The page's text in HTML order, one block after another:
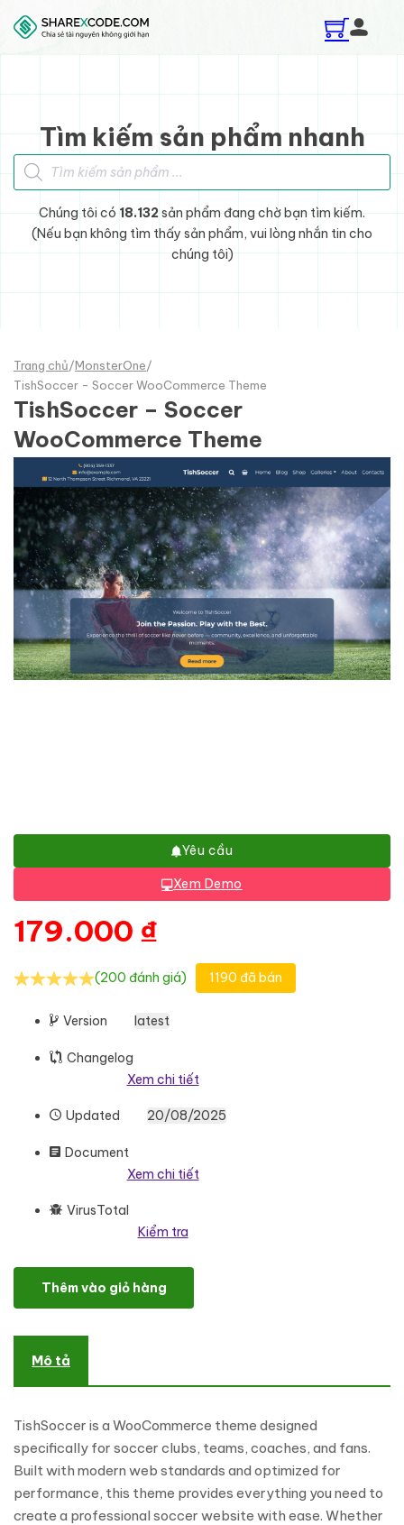
Skip to main content
Skip to footer
Tìm kiếm sản phẩm nhanh
Tìm kiếm sản phẩm
Chúng tôi có 18.132sản phẩm đang chờ bạn tìm kiếm.
(Nếu bạn không tìm thấy sản phẩm, vui lòng nhắn tin cho
chúng tôi)
Trang chủ/MonsterOne/
TishSoccer - Soccer WooCommerce Theme
TishSoccer – Soccer
WooCommerce Theme
Yêu cầu
Xem Demo
179.000 ₫
(200 đánh giá) 1190 đã bán
Version latest
Changelog
Xem chi tiết
Updated 20/08/2025
Document
Xem chi tiết
VirusTotal
Kiểm tra
TishSoccer - Soccer WooCommerce Theme số lượng
Thêm vào giỏ hàng
Mô tả
TishSoccer is a WooCommerce theme designed
specifically for soccer clubs, teams, coaches, and fans.
Built with modern web standards and optimized for
performance, this theme provides everything you need to
create a professional soccer website with ease. Whether